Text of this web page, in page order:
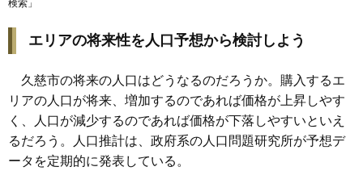
検索 」
エリアの将来性を人口予想から検討しよう
久慈市の将来の人口はどうなるのだろうか。購入するエ
リアの人口が将来、増加するのであれば価格が上昇しやす
く、人口が減少するのであれば価格が下落しやすいといえ
るだろう。人口推計は、政府系の人口問題研究所が予想デ
ータを定期的に発表している。